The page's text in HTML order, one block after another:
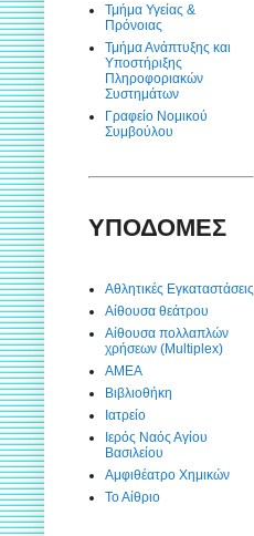
Τμήμα Υγείας &
Πρόνοιας
Τμήμα Ανάπτυξης και
Υποστήριξης
Πληροφοριακών
Συστημάτων
Γραφείο Νομικού
Συμβούλου
ΥΠΟΔΟΜΕΣ
Αθλητικές Εγκαταστάσεις
Αίθουσα θεάτρου
Αίθουσα πολλαπλών
χρήσεων (Multiplex)
ΑΜΕΑ
Βιβλιοθήκη
Ιατρείο
Ιερός Ναός Αγίου
Βασιλείου
Αμφιθέατρο Χημικών
Το Αίθριο